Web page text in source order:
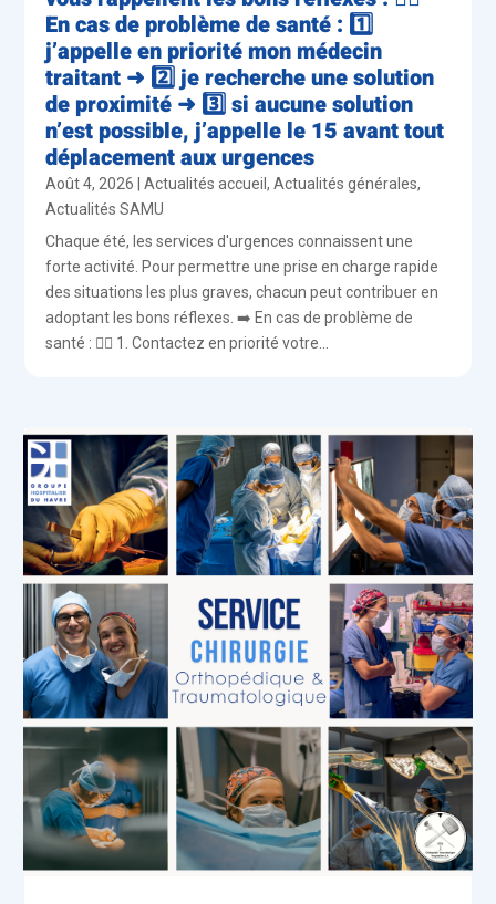
En cas de problème de santé : 1️⃣
j’appelle en priorité mon médecin
traitant ➜ 2️⃣ je recherche une solution
de proximité ➜ 3️⃣ si aucune solution
n’est possible, j’appelle le 15 avant tout
déplacement aux urgences
Août 4, 2026 |Actualités accueil,Actualités générales,
Actualités SAMU
Chaque été, les services d'urgences connaissent une
forte activité. Pour permettre une prise en charge rapide
des situations les plus graves, chacun peut contribuer en
adoptant les bons réflexes. ➡️ En cas de problème de
santé : 👨‍⚕️ 1. Contactez en priorité votre...